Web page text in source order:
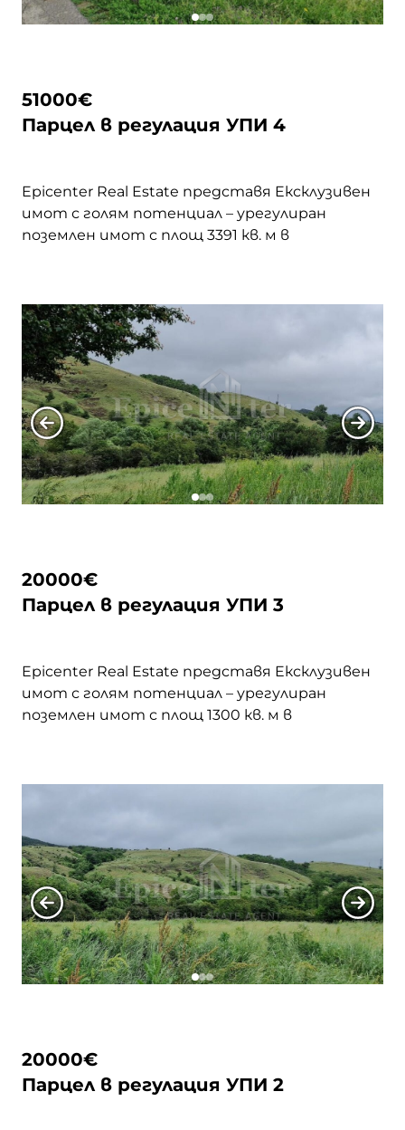
с. Ярджиловци
51000€
Парцел в регулация УПИ 4
Epicenter Real Estate представя Eксклузивен
имот с голям потенциал – урегулиран
поземлен имот с площ 3391 кв. м в
и за дългосрочна инвестиция, с лесен
достъп по асфалтов път и спокойна зелена
среда. Районът е известен с красивата си
природа и близостта до Гърленската … <a
href="https://epicenter.estate/epicenter-
village/">Continued</a>
20000€
Парцел в регулация УПИ 3
Epicenter Real Estate представя Eксклузивен
имот с голям потенциал – урегулиран
поземлен имот с площ 1300 кв. м в
и за дългосрочна инвестиция, с лесен
природа и близостта до Гърленската … <a
href="https://epicenter.estate/epicenter-
village/">Continued</a>
20000€
Парцел в регулация УПИ 2